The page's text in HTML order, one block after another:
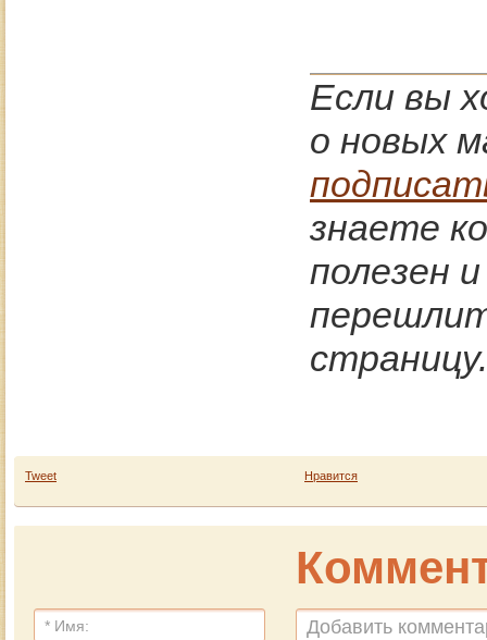
Если вы
о новых
знаете
полезен
страницу.
Tweet Нравится